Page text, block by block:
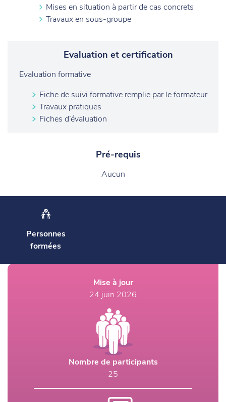
Mises en situation à partir de cas concrets
Travaux en sous-groupe
Evaluation et certification
Evaluation formative
Fiche de suivi formative remplie par le formateur
Travaux pratiques
Fiches d’évaluation
Pré-requis
Aucun
Personnes
formées
Mise à jour
24 juin 2026
Nombre de participants
25